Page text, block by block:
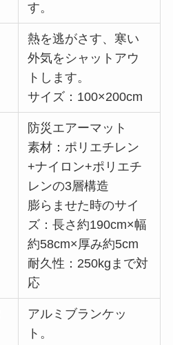
す。
熱を逃がさす、寒い
外気をシャットアウ
トします。
サイズ：100×200cm
防災エアーマット
素材：ポリエチレン
+ナイロン+ポリエチ
レンの3層構造
膨らませた時のサイ
ズ：長さ約190cm×幅
約58cm×厚み約5cm
耐久性：250kgまで対
応
アルミブランケッ
ト。